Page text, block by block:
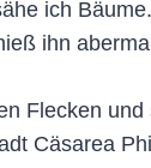
ich Bäume.
ihn
Flecken
Cäsarea